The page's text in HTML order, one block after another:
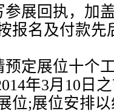
参展回执，加
报名及付款先
预定展位十个
年3月10日
位;展位安排